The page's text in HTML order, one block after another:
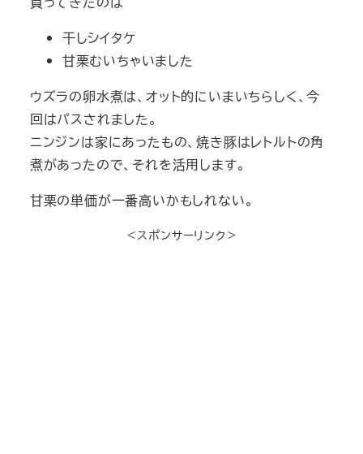
干しシイタケ
甘栗むいちゃいました
ウズラの卵水煮は、オット的にいまいちらしく、今
回はパスされました。
ニンジンは家にあったもの、焼き豚はレトルトの角
煮があったので、それを活用します。
甘栗の単価が一番高いかもしれない。
＜スポンサーリンク＞